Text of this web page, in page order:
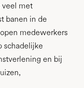
veel met
banen in de
medewerkers
schadelijke
en bij